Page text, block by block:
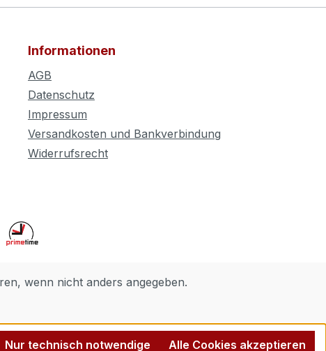
Informationen
AGB
Datenschutz
Impressum
Versandkosten und Bankverbindung
Widerrufsrecht
wenn nicht anders angegeben.
Nur technisch notwendige Alle Cookies akzeptieren